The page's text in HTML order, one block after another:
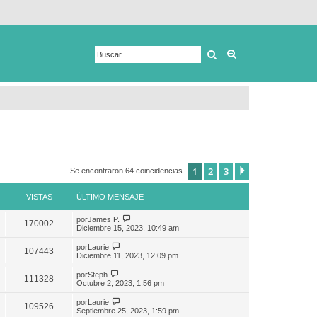
Buscar
Se encontraron 64 coincidencias 1 2 3
VISTAS ÚLTIMO MENSAJE
170002 porJames P.
Diciembre 15, 2023, 10:49 am
107443 porLaurie
Diciembre 11, 2023, 12:09 pm
111328 porSteph
Octubre 2, 2023, 1:56 pm
109526 porLaurie
Septiembre 25, 2023, 1:59 pm